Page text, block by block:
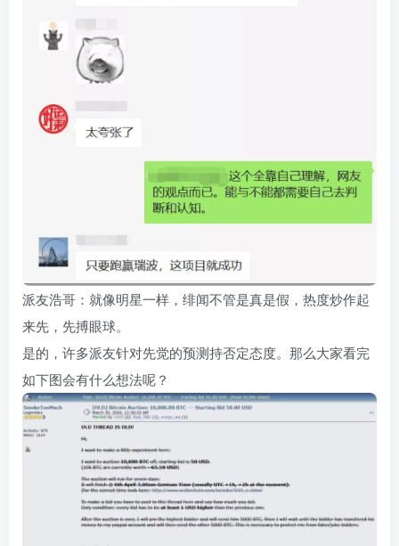
派友浩哥：就像明星一样，绯闻不管是真是假，热度炒作起
来先，先搏眼球。
是的，许多派友针对先觉的预测持否定态度。那么大家看完
如下图会有什么想法呢？